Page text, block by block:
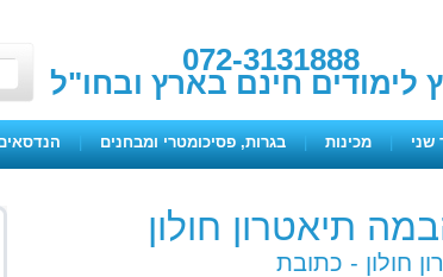
072-3131888
לימודים חינם בארץ ובחו"ל
שני | מכינות | בגרות, פסיכומטרי ומבחנים |
תיאטרון חולון
חולון - כתובת